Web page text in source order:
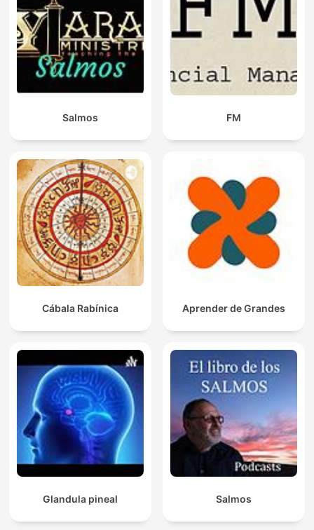
Salmos FM
Cábala Rabínica Aprender de Grandes
Glandula pineal Salmos